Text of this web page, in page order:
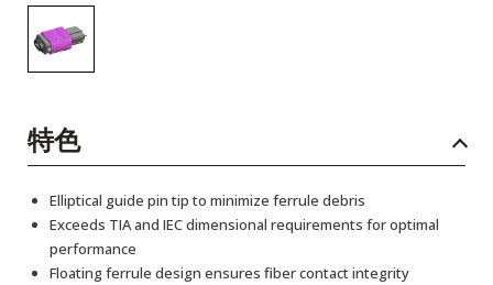
特色
Elliptical guide pin tip to minimize ferrule debris
Exceeds TIA and IEC dimensional requirements for optimal
performance
Floating ferrule design ensures fiber contact integrity